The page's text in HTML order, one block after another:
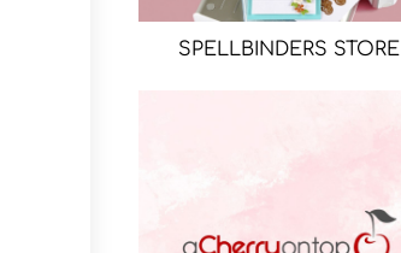
SPELLBINDERS STORE